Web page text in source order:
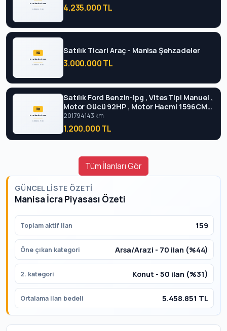
4.235.000 TL
Satılık Ticari Araç - Manisa Şehzadeler
3.000.000 TL
Satılık Ford Benzin-lpg , Vites Tipi Manuel ,
Motor Gücü 92HP , Motor Hacmi 1596CM3
2017 - Manisa
201794143 km
1.200.000 TL
Tüm İlanları Gör
GÜNCEL LISTE ÖZETI
Manisa İcra Piyasası Özeti
Toplam aktif ilan 159
Öne çıkan kategori Arsa/Arazi - 70 ilan (%44)
2. kategori Konut - 50 ilan (%31)
Ortalama ilan bedeli 5.458.851 TL